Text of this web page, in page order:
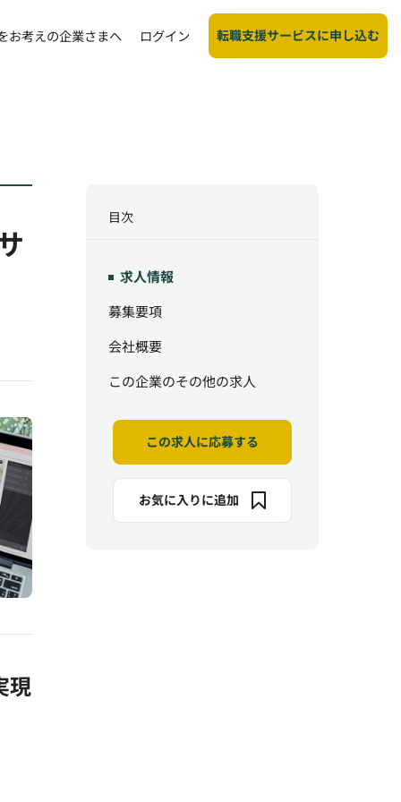
お考えの企業さまへ ログイン 転職支援サービスに申し込む
現
目次
求人情報
募集要項
会社概要
この企業のその他の求人
この求人に応募する
お気に入りに追加